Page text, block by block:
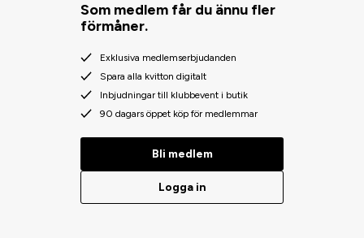
Som medlem får du ännu fler
förmåner.
Exklusiva medlemserbjudanden
Spara alla kvitton digitalt
Inbjudningar till klubbevent i butik
90 dagars öppet köp för medlemmar
Bli medlem
Logga in